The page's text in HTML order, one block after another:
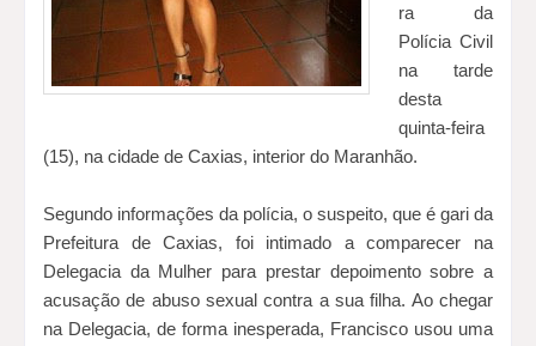
ra da
Polícia Civil
na tarde
desta
quinta-feira
(15), na cidade de Caxias, interior do Maranhão.
Segundo informações da polícia, o suspeito, que é gari da
Prefeitura de Caxias, foi intimado a comparecer na
Delegacia da Mulher para prestar depoimento sobre a
acusação de abuso sexual contra a sua filha. Ao chegar
na Delegacia, de forma inesperada, Francisco usou uma